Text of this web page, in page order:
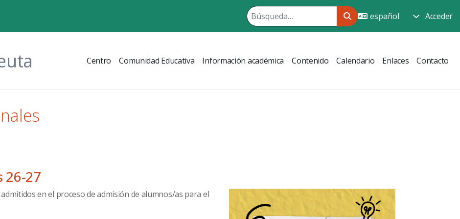
Acceder
Centro Comunidad Educativa Información académica Contenido Calendario Enlaces Contacto
26-27
en el proceso de admisión de alumnos/as para el